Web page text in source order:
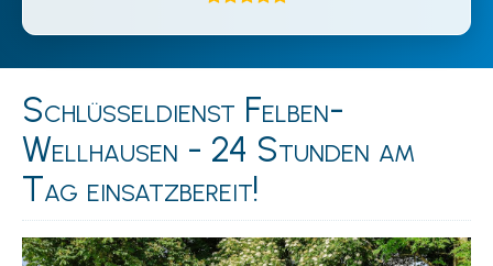
Schlüsseldienst Felben-
Wellhausen - 24 Stunden am
Tag einsatzbereit!